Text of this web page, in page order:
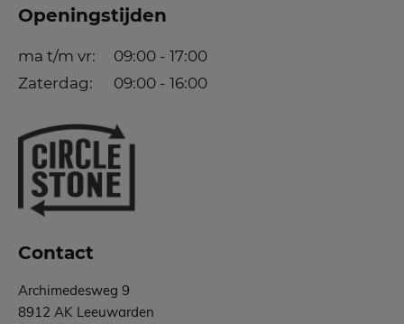
Openingstijden
ma t/m vr:
09:00 - 17:00
Zaterdag:
09:00 - 16:00
Contact
Archimedesweg 9
8912 AK Leeuwarden